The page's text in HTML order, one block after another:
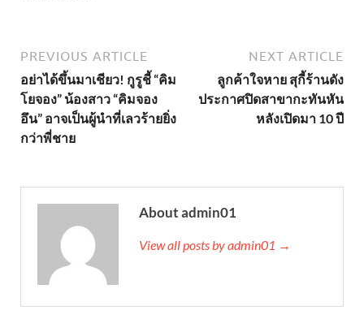
PREVIOUS ARTICLE
อย่าได้ขึ้นมาเชียว! กูรูชี้ “คิม
โยจอง” น้องสาว “คิมจอง
อึน” อาจเป็นผู้นำที่เลวร้ายยิ่ง
กว่าพี่ชาย
NEXT ARTICLE
ลูกค้าใจหาย สุกี้ร้านดัง
ประกาศปิดสาขากะทันหัน
หลังเปิดมา 10 ปี
About admin01
View all posts by admin01 →